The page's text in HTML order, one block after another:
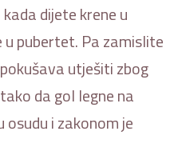
dijete krene u
u pubertet. Pa zamislite
utješiti zbog
da gol legne na
osudu i zakonom je